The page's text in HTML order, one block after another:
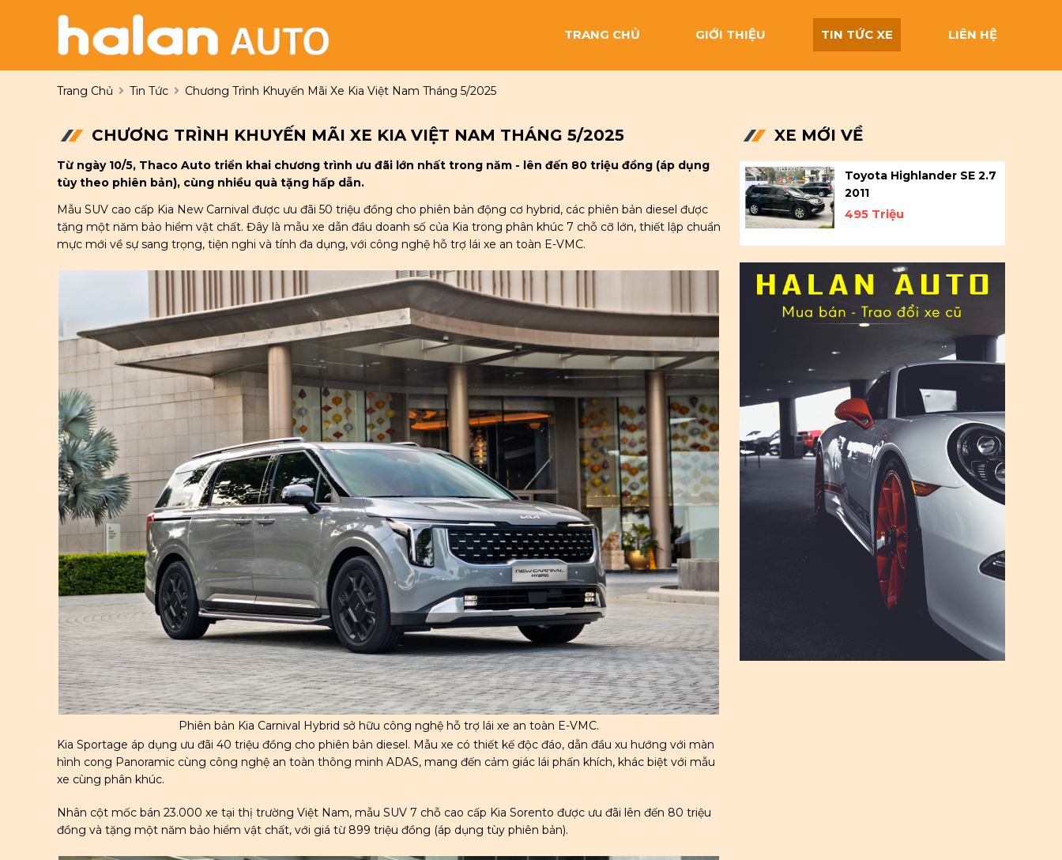
TRANG CHỦ GIỚI THIỆU TIN TỨC XE LIÊN HỆ
Trang Chủ Tin Tức Chương Trình Khuyến Mãi Xe Kia Việt Nam Tháng 5/2025
CHƯƠNG TRÌNH KHUYẾN MÃI XE KIA VIỆT NAM THÁNG 5/2025
Từ ngày 10/5, Thaco Auto triển khai chương trình ưu đãi lớn nhất trong năm - lên đến 80 triệu đồng (áp dụng
tùy theo phiên bản), cùng nhiều quà tặng hấp dẫn.
Mẫu SUV cao cấp Kia New Carnival được ưu đãi 50 triệu đồng cho phiên bản động cơ hybrid, các phiên bản diesel được
tặng một năm bảo hiểm vật chất. Đây là mẫu xe dẫn đầu doanh số của Kia trong phân khúc 7 chỗ cỡ lớn, thiết lập chuẩn
mực mới về sự sang trọng, tiện nghi và tính đa dụng, với công nghệ hỗ trợ lái xe an toàn E-VMC.
Phiên bản Kia Carnival Hybrid sở hữu công nghệ hỗ trợ lái xe an toàn E-VMC.
Kia Sportage áp dụng ưu đãi 40 triệu đồng cho phiên bản diesel. Mẫu xe có thiết kế độc đáo, dẫn đầu xu hướng với màn
hình cong Panoramic cùng công nghệ an toàn thông minh ADAS, mang đến cảm giác lái phấn khích, khác biệt với mẫu
xe cùng phân khúc.
Nhân cột mốc bán 23.000 xe tại thị trường Việt Nam, mẫu SUV 7 chỗ cao cấp Kia Sorento được ưu đãi lên đến 80 triệu
đồng và tặng một năm bảo hiểm vật chất, với giá từ 899 triệu đồng (áp dụng tùy phiên bản).
XE MỚI VỀ
Toyota Highlander SE 2.7
2011
495 Triệu